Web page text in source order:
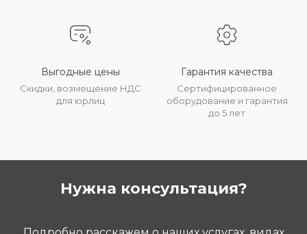
Выгодные цены
Скидки, возмещение НДС
для юрлиц
Гарантия качества
Сертифицированное
оборудование и гарантия
до 5 лет
Нужна консультация?